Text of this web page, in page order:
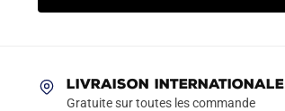
a
Les
options
LIVRAISON INTERNATIONALE
Gratuite sur toutes les commande